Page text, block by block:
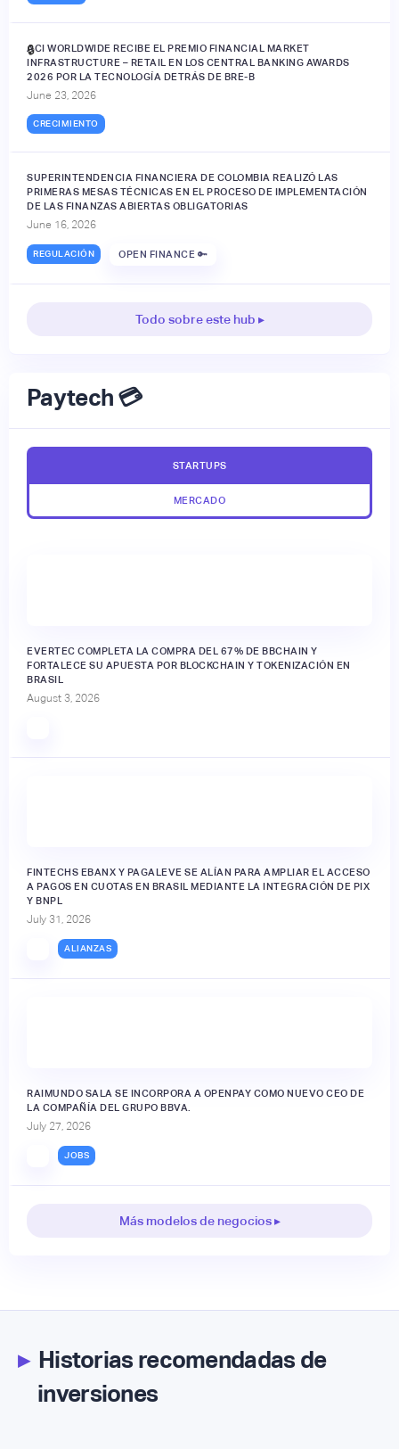
ACI WORLDWIDE RECIBE EL PREMIO FINANCIAL MARKET
INFRASTRUCTURE – RETAIL EN LOS CENTRAL BANKING AWARDS
2026 POR LA TECNOLOGÍA DETRÁS DE BRE-B
June 23, 2026
CRECIMIENTO
🔒
SUPERINTENDENCIA FINANCIERA DE COLOMBIA REALIZÓ LAS
PRIMERAS MESAS TÉCNICAS EN EL PROCESO DE IMPLEMENTACIÓN
DE LAS FINANZAS ABIERTAS OBLIGATORIAS
June 16, 2026
REGULACIÓN OPEN FINANCE 🔑
Todo sobre este hub ▸
Paytech 💳
STARTUPS
MERCADO
EVERTEC COMPLETA LA COMPRA DEL 67% DE BBCHAIN Y
FORTALECE SU APUESTA POR BLOCKCHAIN Y TOKENIZACIÓN EN
BRASIL
August 3, 2026
FINTECHS EBANX Y PAGALEVE SE ALÍAN PARA AMPLIAR EL ACCESO
A PAGOS EN CUOTAS EN BRASIL MEDIANTE LA INTEGRACIÓN DE PIX
Y BNPL
July 31, 2026
ALIANZAS
RAIMUNDO SALA SE INCORPORA A OPENPAY COMO NUEVO CEO DE
LA COMPAÑÍA DEL GRUPO BBVA.
July 27, 2026
JOBS
Más modelos de negocios ▸
▸Historias recomendadas de
inversiones